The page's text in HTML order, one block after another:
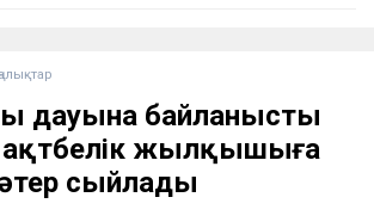
дауына байланысты
ақтөбелік жылқышыға
сыйлады